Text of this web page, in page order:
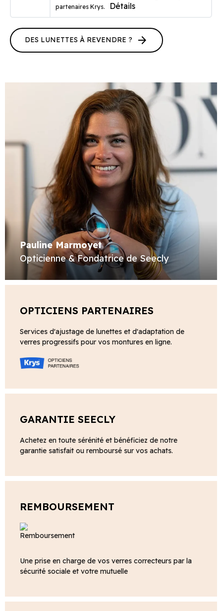
partenaires Krys.
Détails
DES LUNETTES À REVENDRE ? arrow_forward
Pauline Marmoyet
Opticienne & Fondatrice de Seecly
OPTICIENS PARTENAIRES
Services d'ajustage de lunettes et d'adaptation de
verres progressifs pour vos montures en ligne.
GARANTIE SEECLY
Achetez en toute sérénité et bénéficiez de notre
garantie satisfait ou remboursé sur vos achats.
REMBOURSEMENT
Une prise en charge de vos verres correcteurs par la
sécurité sociale et votre mutuelle